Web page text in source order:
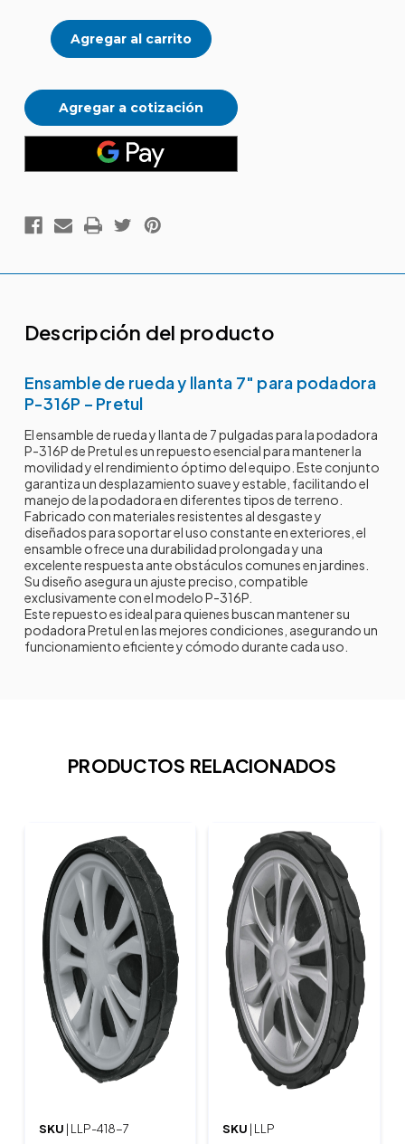
rueda
y
llanta
7"
316P 316P
Agregar a cotización
Descripción del producto
Ensamble de rueda y llanta 7" para podadora
P-316P – Pretul
El ensamble de rueda y llanta de 7 pulgadas para la podadora
P-316P de Pretul es un repuesto esencial para mantener la
movilidad y el rendimiento óptimo del equipo. Este conjunto
garantiza un desplazamiento suave y estable, facilitando el
manejo de la podadora en diferentes tipos de terreno.
Fabricado con materiales resistentes al desgaste y
diseñados para soportar el uso constante en exteriores, el
ensamble ofrece una durabilidad prolongada y una
excelente respuesta ante obstáculos comunes en jardines.
Su diseño asegura un ajuste preciso, compatible
exclusivamente con el modelo P-316P.
Este repuesto es ideal para quienes buscan mantener su
podadora Pretul en las mejores condiciones, asegurando un
funcionamiento eficiente y cómodo durante cada uso.
PRODUCTOS RELACIONADOS
SKU | LLP-418-7 SKU | LLP